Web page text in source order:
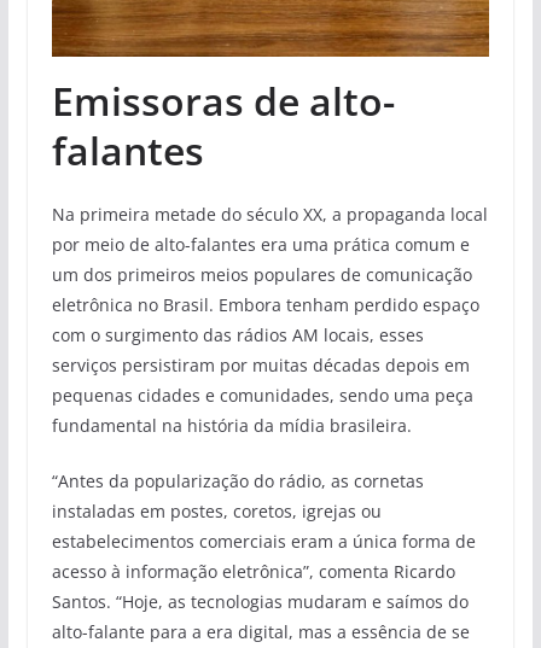
Emissoras de alto-
falantes
Na primeira metade do século XX, a propaganda local
por meio de alto-falantes era uma prática comum e
um dos primeiros meios populares de comunicação
eletrônica no Brasil. Embora tenham perdido espaço
com o surgimento das rádios AM locais, esses
serviços persistiram por muitas décadas depois em
pequenas cidades e comunidades, sendo uma peça
fundamental na história da mídia brasileira.
“Antes da popularização do rádio, as cornetas
instaladas em postes, coretos, igrejas ou
estabelecimentos comerciais eram a única forma de
acesso à informação eletrônica”, comenta Ricardo
Santos. “Hoje, as tecnologias mudaram e saímos do
alto-falante para a era digital, mas a essência de se